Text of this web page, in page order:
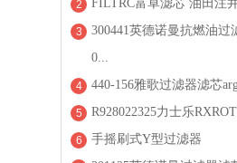
2 FILTRC富卓滤芯 油田注
3
300441英德诺曼抗燃油过
0...
4 440-156雅歌过滤器滤芯
5 R928022325力士乐
6 手摇刷式Y型过滤器